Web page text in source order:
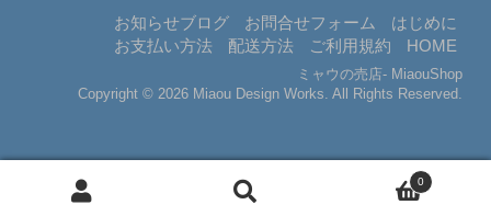
お知らせブログ お問合せフォーム
はじめに
お支払い方法
配送方法 ご利用規約 HOME
ミャウの売店- MiaouShop
Copyright © 2026 Miaou Design Works. All Rights Reserved.
0